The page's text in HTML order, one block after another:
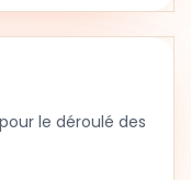
le déroulé des